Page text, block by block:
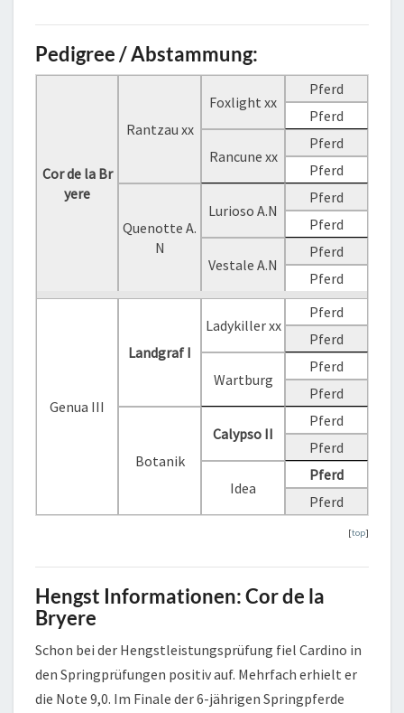
Pedigree / Abstammung:
Cor de la Br
yere
Rantzau xx
Foxlight xx
Pferd
Pferd
Rancune xx
Pferd
Pferd
Quenotte A.
N
Lurioso A.N
Pferd
Pferd
Vestale A.N
Pferd
Pferd
Genua III
Landgraf I
Ladykiller xx
Pferd
Pferd
Wartburg
Pferd
Pferd
Botanik
Calypso II
Pferd
Pferd
Idea
Pferd
Pferd
[top]
Hengst Informationen: Cor de la
Bryere
Schon bei der Hengstleistungsprüfung fiel Cardino in
den Springprüfungen positiv auf. Mehrfach erhielt er
die Note 9,0. Im Finale der 6-jährigen Springpferde